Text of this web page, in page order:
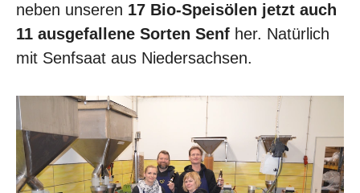
neben unseren 17 Bio-Speisölen jetzt auch
11 ausgefallene Sorten Senf her. Natürlich
mit Senfsaat aus Niedersachsen.